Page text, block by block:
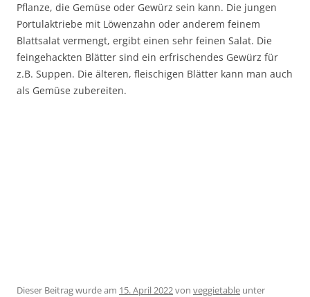
Pflanze, die Gemüse oder Gewürz sein kann. Die jungen
Portulaktriebe mit Löwenzahn oder anderem feinem
Blattsalat vermengt, ergibt einen sehr feinen Salat. Die
feingehackten Blätter sind ein erfrischendes Gewürz für
z.B. Suppen. Die älteren, fleischigen Blätter kann man auch
als Gemüse zubereiten.
Dieser Beitrag wurde am 15. April 2022von veggietable unter